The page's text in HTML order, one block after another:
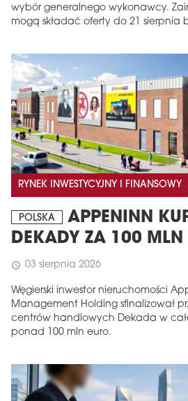
wybór generalnego wykonawcy.
mogą składać oferty do 21 sierpnia
RYNEK INWESTYCYJNY I FINANSOWY
POLSKA
APPENINN
DEKADY ZA 100 MLN
schedule 03 sierpnia 2026
Węgierski inwestor nieruchomości
Management Holding sfinalizował
centrów handlowych Dekada w
ponad 100 mln euro.